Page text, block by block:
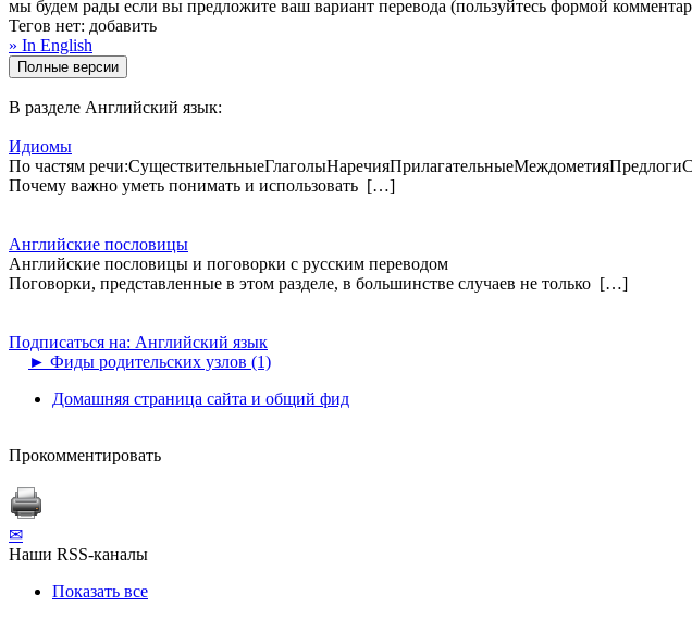
мы будем рады если вы предложите ваш вариант перевода (пользуйтесь формой
Тегов нет: добавить
» In English
В разделе Английский язык:
Идиомы
По частям
Почему важно уметь понимать и использовать […]
Английские пословицы
Английские пословицы и поговорки с русским переводом
Поговорки, представленные в этом разделе, в большинстве случаев не только […]
Подписаться на: Английский язык
► Фиды родительских узлов (1)
Домашняя страница сайта и общий фид
Прокомментировать
✉
Наши RSS-каналы
Показать все